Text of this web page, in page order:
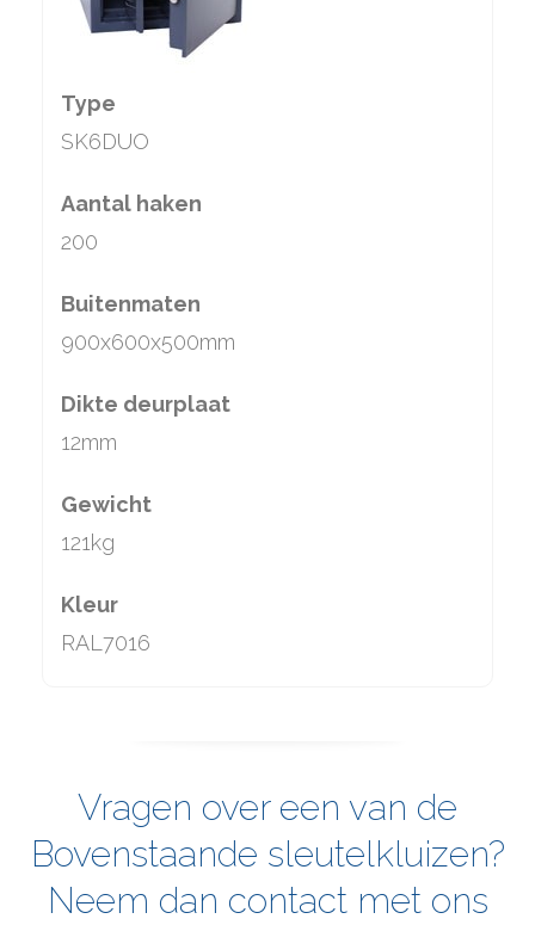
Type
SK6DUO
Aantal haken
200
Buitenmaten
900x600x500mm
Dikte deurplaat
12mm
Gewicht
121kg
Kleur
RAL7016
Vragen over een van de
Bovenstaande sleutelkluizen?
Neem dan contact met ons